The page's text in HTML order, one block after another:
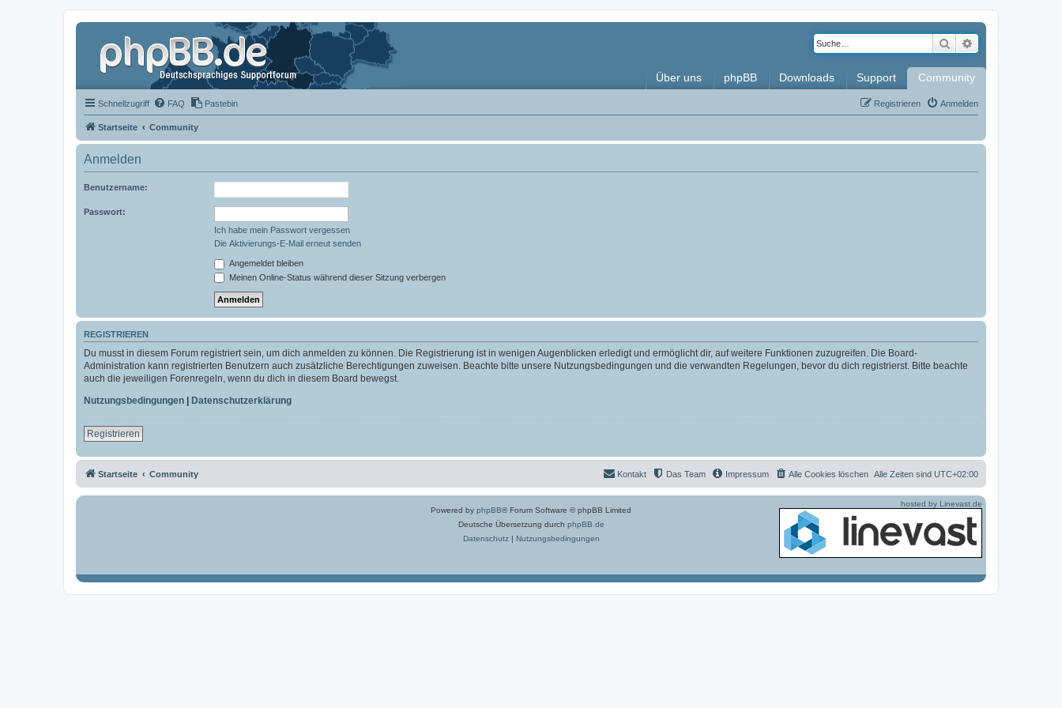
Suche
Über uns phpBB Downloads Support Community
Schnellzugriff FAQ Pastebin Anmelden
Registrieren
Startseite Community
Anmelden
Benutzername:
Passwort:
Ich habe mein Passwort vergessen
Die Aktivierungs-E-Mail erneut senden
Angemeldet bleiben
Meinen Online-Status während dieser Sitzung verbergen
REGISTRIEREN
Du musst in diesem Forum registriert sein, um dich anmelden zu können. Die Registrierung ist in wenigen Augenblicken erledigt und ermöglicht dir, auf weitere Funktionen zuzugreifen. Die Board-
Administration kann registrierten Benutzern auch zusätzliche Berechtigungen zuweisen. Beachte bitte unsere Nutzungsbedingungen und die verwandten Regelungen, bevor du dich registrierst. Bitte beachte
auch die jeweiligen Forenregeln, wenn du dich in diesem Board bewegst.
Nutzungsbedingungen | Datenschutzerklärung
Registrieren
Startseite Community Alle Zeiten sind UTC+02:00
Alle Cookies löschen
Impressum
Das Team
Kontakt
Powered by phpBB® Forum Software © phpBB Limited
Deutsche Übersetzung durch phpBB.de
Datenschutz| Nutzungsbedingungen
hosted by Linevast.de